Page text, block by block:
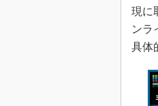
現に
ンラ
具体